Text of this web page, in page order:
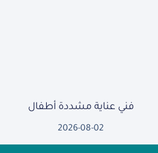
فني عناية مشددة أطفال
2026-08-02